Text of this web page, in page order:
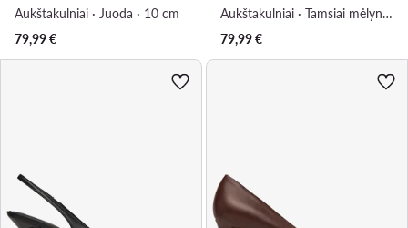
Aukštakulniai · Juoda · 10 cm
79,99€
Aukštakulniai · Tamsiai mėlyna · 10 cm
79,99€